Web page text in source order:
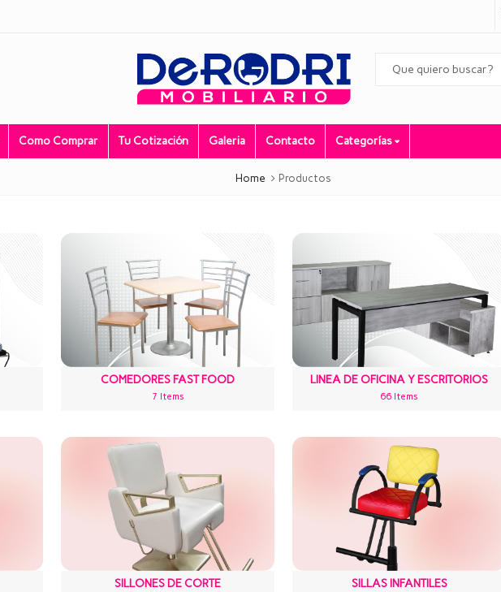
Como Comprar Tu Cotización Galeria Contacto Categorías
Home Productos
COMEDORES FAST FOOD
7 Items
LINEA DE OFICINA Y ESCRITORIOS
66 Items
SILLONES DE CORTE SILLAS INFANTILES